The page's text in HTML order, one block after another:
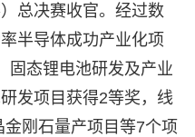
总决赛收官。经过数
半导体成功产业化项
固态锂电池研发及产业
发项目获得2等奖，线
刚石量产项目等7个项